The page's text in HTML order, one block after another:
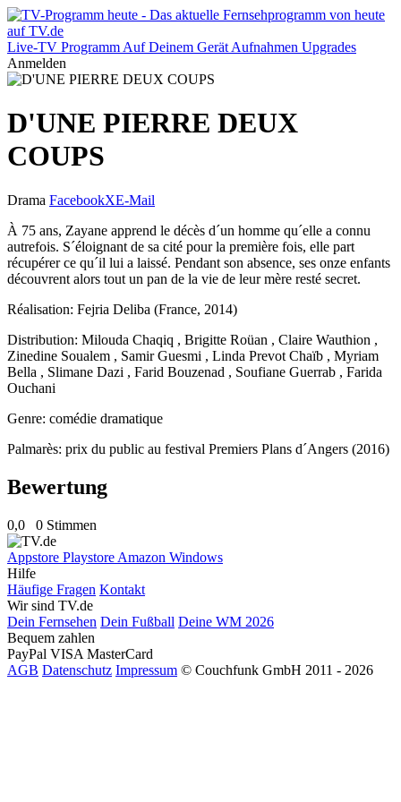
Live-TV Programm Auf Deinem Gerät Aufnahmen Upgrades
Anmelden
D'UNE PIERRE DEUX
COUPS
Drama FacebookXE-Mail
À 75 ans, Zayane apprend le décès d´un homme qu´elle a connu
autrefois. S´éloignant de sa cité pour la première fois, elle part
récupérer ce qu´il lui a laissé. Pendant son absence, ses onze enfants
découvrent alors tout un pan de la vie de leur mère resté secret.
Réalisation: Fejria Deliba (France, 2014)
Distribution: Milouda Chaqiq , Brigitte Roüan , Claire Wauthion ,
Zinedine Soualem , Samir Guesmi , Linda Prevot Chaïb , Myriam
Bella , Slimane Dazi , Farid Bouzenad , Soufiane Guerrab , Farida
Ouchani
Genre: comédie dramatique
Palmarès: prix du public au festival Premiers Plans d´Angers (2016)
Bewertung
0,0 0 Stimmen
Appstore Playstore Amazon Windows
Hilfe
Häufige Fragen Kontakt
Wir sind TV.de
Dein Fernsehen Dein Fußball Deine WM 2026
Bequem zahlen
PayPal VISA MasterCard
AGB Datenschutz Impressum © Couchfunk GmbH 2011 - 2026